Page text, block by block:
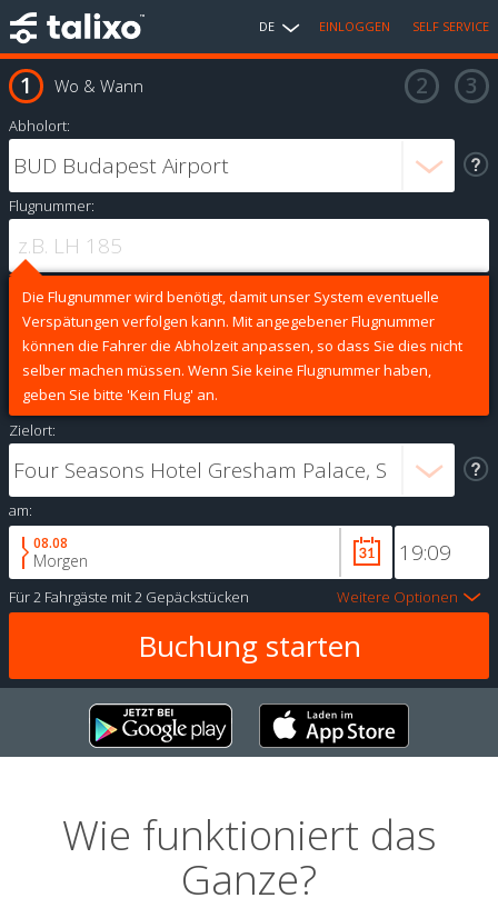
DE EINLOGGEN SELF SERVICE
Wo & Wann
Abholort:
Flugnummer:
Die Flugnummer wird benötigt, damit unser System eventuelle
Verspätungen verfolgen kann. Mit angegebener Flugnummer
können die Fahrer die Abholzeit anpassen, so dass Sie dies nicht
selber machen müssen. Wenn Sie keine Flugnummer haben,
geben Sie bitte 'Kein Flug' an.
Zielort:
am:
08.08
Morgen
Für2 Fahrgäste mit2 Gepäckstücken Weitere Optionen
Wie funktioniert das
Ganze?